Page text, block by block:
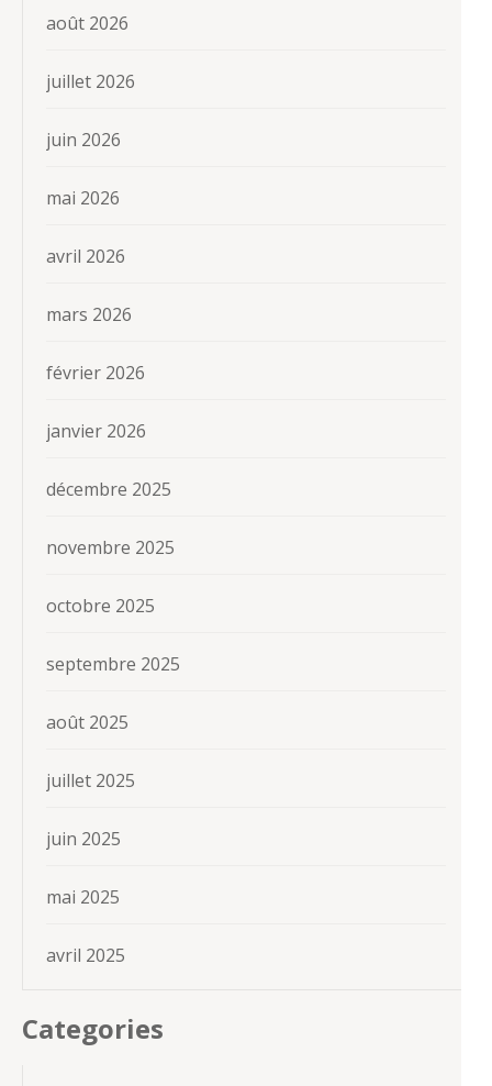
août 2026
juillet 2026
juin 2026
mai 2026
avril 2026
mars 2026
février 2026
janvier 2026
décembre 2025
novembre 2025
octobre 2025
septembre 2025
août 2025
juillet 2025
juin 2025
mai 2025
avril 2025
Categories